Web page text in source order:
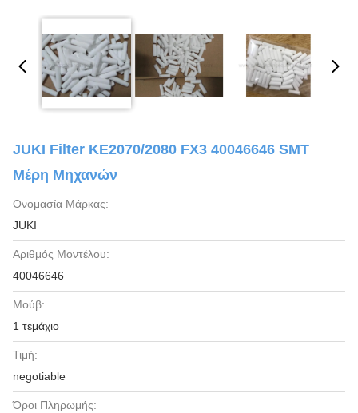
JUKI Filter KE2070/2080 FX3 40046646 SMT
Μέρη Μηχανών
Ονομασία Μάρκας:
JUKI
Αριθμός Μοντέλου:
40046646
Μούβ:
1 τεμάχιο
Τιμή:
negotiable
Όροι Πληρωμής: